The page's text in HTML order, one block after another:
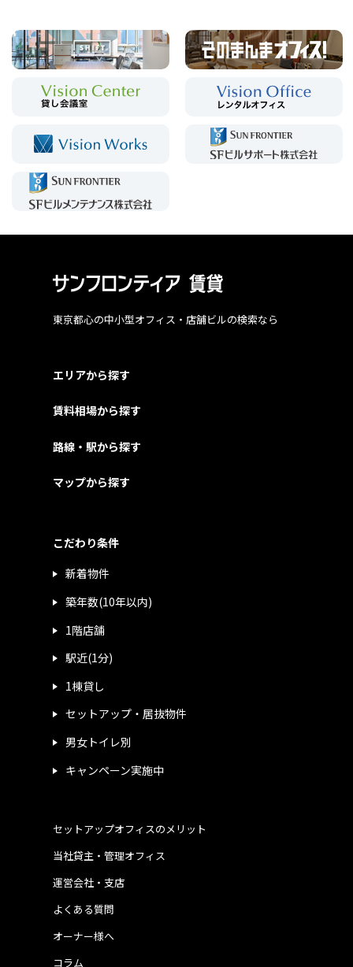
東京都心の中小型オフィス・店舗ビルの検索なら
エリアから探す
賃料相場から探す
路線・駅から探す
マップから探す
こだわり条件
新着物件
築年数(10年以内)
1階店舗
駅近(1分)
1棟貸し
セットアップ・居抜物件
男女トイレ別
キャンペーン実施中
運営会社・支店
よくある質問
当社貸主・管理オフィス
オーナー様へ
コラム
セットアップオフィスのメリット